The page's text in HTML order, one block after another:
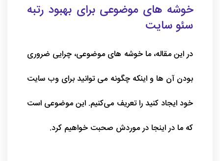
خوشه های موضوعی برای بهبود رتبه
سئو سایت
در این مقاله، ما خوشه‌ های موضوعی، چرایی ضروری
بودن آن‌ ها و اینکه چگونه می‌ توانید برای وب‌ سایت
خود ایجاد کنید را تعریف می‌کنیم. اين موضوعی است
که ما در اینجا در موردش صحبت خواهیم کرد.